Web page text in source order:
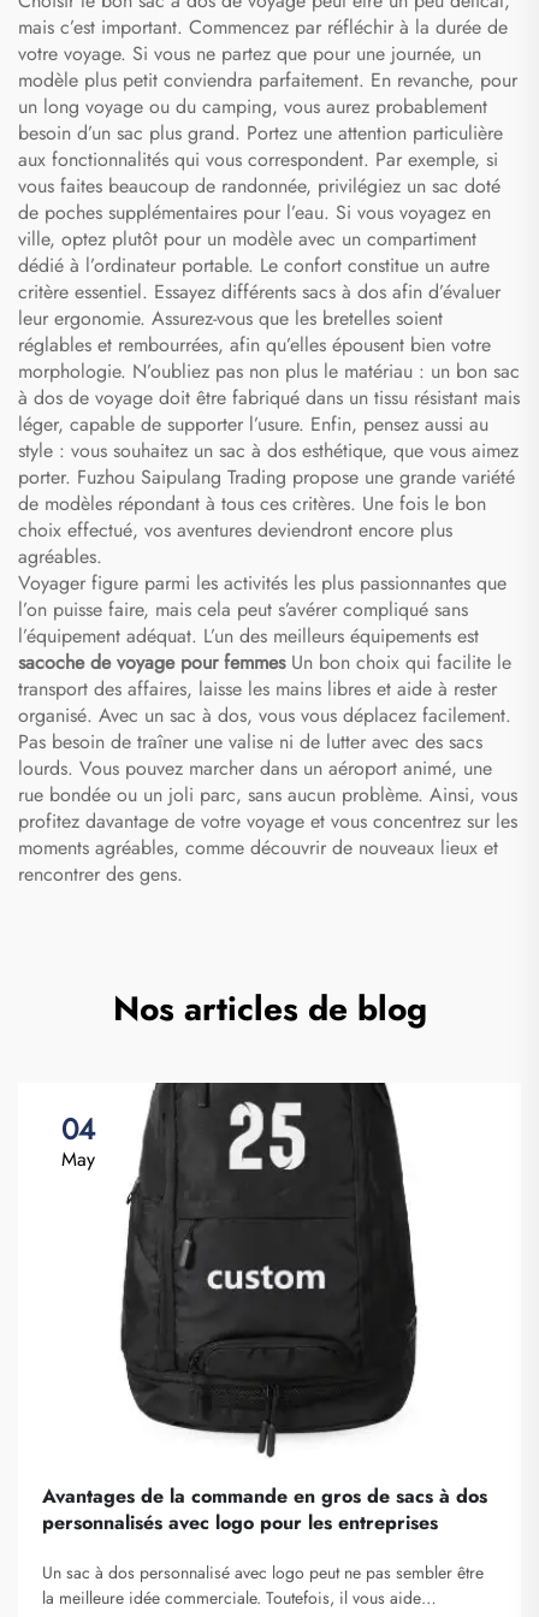
mais c’est important. Commencez par réfléchir à la durée de
votre voyage. Si vous ne partez que pour une journée, un
modèle plus petit conviendra parfaitement. En revanche, pour
un long voyage ou du camping, vous aurez probablement
besoin d’un sac plus grand. Portez une attention particulière
aux fonctionnalités qui vous correspondent. Par exemple, si
vous faites beaucoup de randonnée, privilégiez un sac doté
de poches supplémentaires pour l’eau. Si vous voyagez en
ville, optez plutôt pour un modèle avec un compartiment
dédié à l’ordinateur portable. Le confort constitue un autre
critère essentiel. Essayez différents sacs à dos afin d’évaluer
leur ergonomie. Assurez-vous que les bretelles soient
réglables et rembourrées, afin qu’elles épousent bien votre
morphologie. N’oubliez pas non plus le matériau : un bon sac
à dos de voyage doit être fabriqué dans un tissu résistant mais
léger, capable de supporter l’usure. Enfin, pensez aussi au
style : vous souhaitez un sac à dos esthétique, que vous aimez
porter. Fuzhou Saipulang Trading propose une grande variété
de modèles répondant à tous ces critères. Une fois le bon
choix effectué, vos aventures deviendront encore plus
agréables.
Voyager figure parmi les activités les plus passionnantes que
l’on puisse faire, mais cela peut s’avérer compliqué sans
l’équipement adéquat. L’un des meilleurs équipements est
sacoche de voyage pour femmes Un bon choix qui facilite le
transport des affaires, laisse les mains libres et aide à rester
organisé. Avec un sac à dos, vous vous déplacez facilement.
Pas besoin de traîner une valise ni de lutter avec des sacs
lourds. Vous pouvez marcher dans un aéroport animé, une
rue bondée ou un joli parc, sans aucun problème. Ainsi, vous
profitez davantage de votre voyage et vous concentrez sur les
moments agréables, comme découvrir de nouveaux lieux et
rencontrer des gens.
Nos articles de blog
04
May
Avantages de la commande en gros de sacs à dos
personnalisés avec logo pour les entreprises
Un sac à dos personnalisé avec logo peut ne pas sembler être
la meilleure idée commerciale. Toutefois, il vous aide